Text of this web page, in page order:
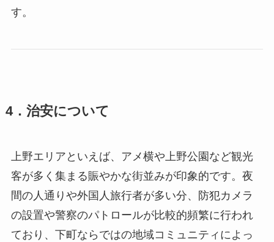
す。
4．治安について
上野エリアといえば、アメ横や上野公園など観光
客が多く集まる賑やかな街並みが印象的です。夜
間の人通りや外国人旅行者が多い分、防犯カメラ
の設置や警察のパトロールが比較的頻繁に行われ
ており、下町ならではの地域コミュニティによっ